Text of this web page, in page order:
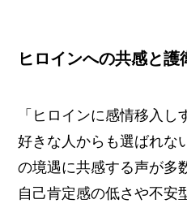
ヒロインへの共感と護
「ヒロインに感情移入
好きな人からも選ばれ
の境遇に共感する声が多
自己肯定感の低さや不安